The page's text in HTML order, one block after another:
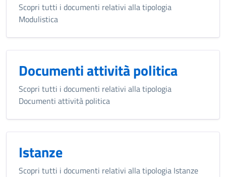
Scopri tutti i documenti relativi alla tipologia
Modulistica
Documenti attività politica
Scopri tutti i documenti relativi alla tipologia
Documenti attività politica
Istanze
Scopri tutti i documenti relativi alla tipologia Istanze